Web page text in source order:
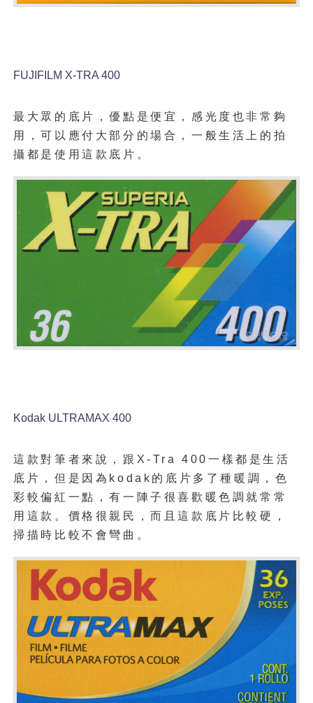
FUJIFILM X-TRA 400
最大眾的底片，優點是便宜，感光度也非常夠
用，可以應付大部分的場合，一般生活上的拍
攝都是使用這款底片。
Kodak ULTRAMAX 400
這款對筆者來說，跟X-Tra 400一樣都是生活
底片，但是因為kodak的底片多了種暖調，色
彩較偏紅一點，有一陣子很喜歡暖色調就常常
用這款。價格很親民，而且這款底片比較硬，
掃描時比較不會彎曲。